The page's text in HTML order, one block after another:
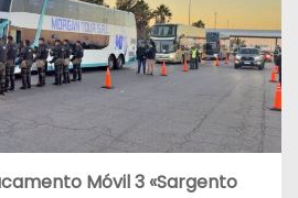
Móvil 3 «Sargento